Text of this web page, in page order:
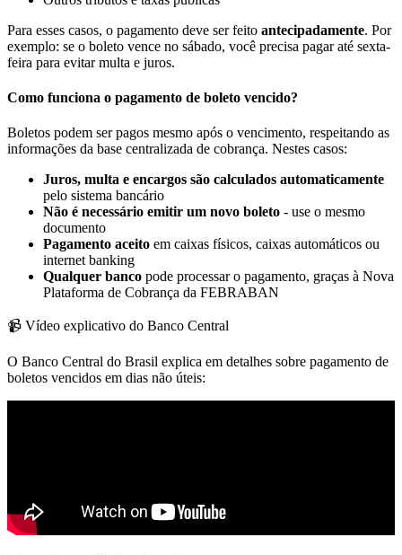
Para esses casos, o pagamento deve ser feito antecipadamente. Por
exemplo: se o boleto vence no sábado, você precisa pagar até sexta-
feira para evitar multa e juros.
Como funciona o pagamento de boleto vencido?
Boletos podem ser pagos mesmo após o vencimento, respeitando as
informações da base centralizada de cobrança. Nestes casos:
Juros, multa e encargos são calculados automaticamente
pelo sistema bancário
Não é necessário emitir um novo boleto - use o mesmo
documento
Pagamento aceito em caixas físicos, caixas automáticos ou
internet banking
Qualquer banco pode processar o pagamento, graças à Nova
Plataforma de Cobrança da FEBRABAN
📹 Vídeo explicativo do Banco Central
O Banco Central do Brasil explica em detalhes sobre pagamento de
boletos vencidos em dias não úteis: